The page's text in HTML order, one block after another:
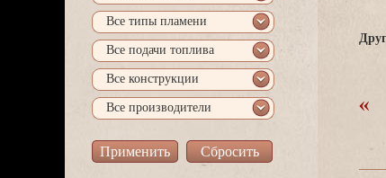
се типы пламени
се подачи топлива
се конструкции
се производители